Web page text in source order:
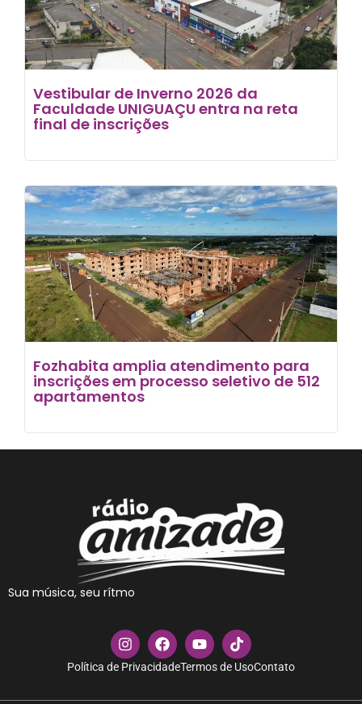
Vestibular de Inverno 2026 da
Faculdade UNIGUAÇU entra na reta
final de inscrições
Fozhabita amplia atendimento para
inscrições em processo seletivo de 512
apartamentos
Sua música, seu rítmo
Política de PrivacidadeTermos de UsoContato